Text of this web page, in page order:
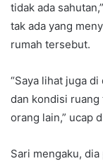
tidak ada
tak ada yang
rumah tersebut.
“Saya lihat juga
dan kondisi ruang
orang lain,” ucap
Sari mengaku,